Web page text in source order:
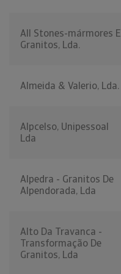
All Stones-mármores E
Granitos, Lda.
Almeida & Valerio, Lda.
Alpcelso, Unipessoal
Lda
Alpedra - Granitos De
Alpendorada, Lda
Alto Da Travanca -
Transformação De
Granitos, Lda